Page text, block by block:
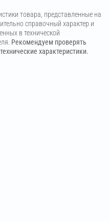
товара, представленные на
справочный характер и
в технической
Рекомендуем проверять
характеристики.